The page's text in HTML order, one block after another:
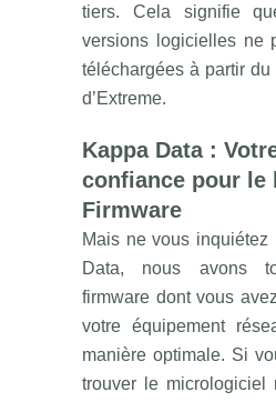
tiers. Cela signifie
versions logicielles ne
téléchargées à partir
d’Extreme.
Kappa Data :
confiance pour le
Firmware
Mais ne vous inquiétez
Data, nous avons
firmware dont vous
votre équipement
manière optimale. Si
trouver le micrologiciel